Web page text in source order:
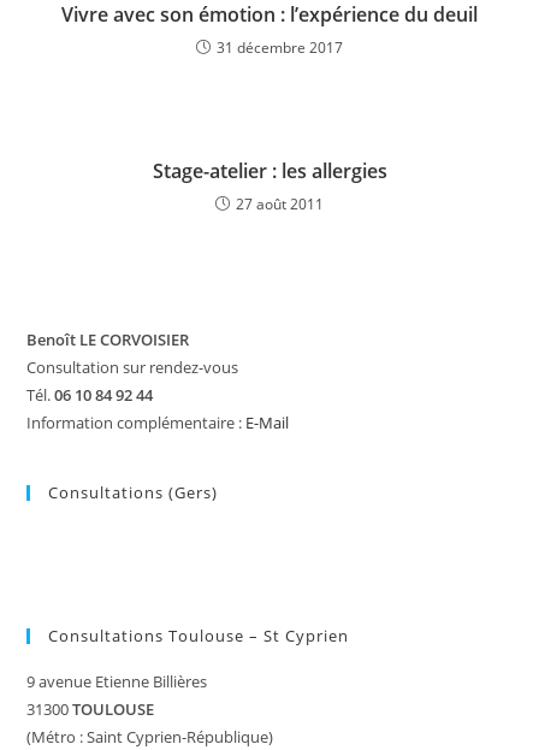
Vivre avec son émotion : l’expérience du deuil
31 décembre 2017
Stage-atelier : les allergies
27 août 2011
Benoît LE CORVOISIER
Consultation sur rendez-vous
Tél.06 10 84 92 44
Information complémentaire : E-Mail
Consultations (Gers)
Consultations Toulouse – St Cyprien
9 avenue Etienne Billières
31300TOULOUSE
(Métro : Saint Cyprien-République)